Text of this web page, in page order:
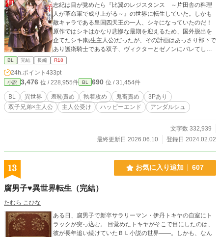
志紀は目が覚めたら『比翼のレジスタンス ～片田舎の料理
人が革命軍で成り上がる～』の世界に転生していた。しかも
敵キャラである皇国四天王の一人、シキになっていたのだ！
原作ではシキはかなり悲惨な最期を迎えるため、国外脱出を
企てたシキ(転生主人公)だったが、その計画はあっさり部下で
あり護衛騎士である双子、ヴィクターとゼノンにバレてしま
う。 すると、二人からは思ってもみなかった提案(脅迫)をさ
れて…？ 「シキ様が私たちのものになってくださるのなら、
国外脱出に協力してあげてもいいですよ」 「シキ様が今から
俺らに協力してほしいって言うんなら、こっちはそれなりの
対価を貰いたいわけだ。だから、あんた自身をくれよ」 ※ポ
ンコツ主人公がクールな悪役ムーブを一生懸命頑張りつつ、
部下の双子から羞恥責めや鬼畜責めされるお話 ※双子部下×
BL 完結 長編 R18
24h.ポイント 433pt
小説 3,476 位 / 228,955件 BL 690 位 / 31,454件
BL 異世界 羞恥責め 執着攻め 鬼畜責め
3Pあり
双子兄弟×主人公
主人公受け ハッピーエンド アンダルシュ
文字数 332,939
最終更新日 2026.06.10
登録日 2024.02.02
13 お気に入り追加 607
腐男子♥異世界転生（完結）
たむら こひな
ある日、腐男子で新卒サラリーマン・伊丹トキヤの自室にト
ラックが突っ込む。 目覚めたトキヤがそこで目にしたのは、
彼が長年追い続けていたＢＬ小説の世界――。しかも、なん